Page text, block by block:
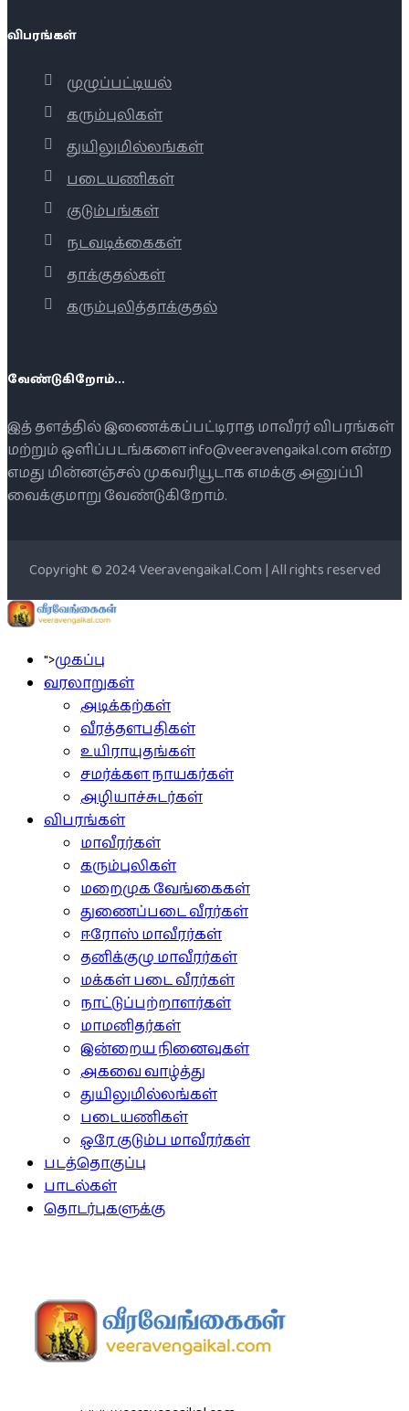
விபரங்கள்
முழுப்பட்டியல்
கரும்புலிகள்
துயிலுமில்லங்கள்
படையணிகள்
குடும்பங்கள்
நடவடிக்கைகள்
தாக்குதல்கள்
கரும்புலித்தாக்குதல்
வேண்டுகிறோம்...
இத் தளத்தில் இணைக்கப்பட்டிராத மாவீரர் விபரங்கள்
மற்றும் ஒளிப்படங்களை info@veeravengaikal.com என்ற
எமது மின்னஞ்சல் முகவரியூடாக எமக்கு அனுப்பி
வைக்குமாறு வேண்டுகிறோம்.
Copyright © 2024 Veeravengaikal.Com | All rights reserved
">முகப்பு
வரலாறுகள்
அடிக்கற்கள்
வீரத்தளபதிகள்
உயிராயுதங்கள்
சமர்க்கள நாயகர்கள்
அழியாச்சுடர்கள்
விபரங்கள்
மாவீரர்கள்
கரும்புலிகள்
மறைமுக வேங்கைகள்
துணைப்படை வீரர்கள்
ஈரோஸ் மாவீரர்கள்
தனிக்குழு மாவீரர்கள்
மக்கள் படை வீரர்கள்
நாட்டுப்பற்றாளர்கள்
மாமனிதர்கள்
இன்றைய நினைவுகள்
அகவை வாழ்த்து
துயிலுமில்லங்கள்
படையணிகள்
ஒரே குடும்ப மாவீரர்கள்
படத்தொகுப்பு
பாடல்கள்
தொடர்புகளுக்கு